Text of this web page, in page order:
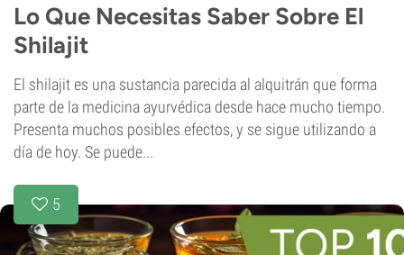
Lo Que Necesitas Saber Sobre El
Shilajit
El shilajit es una sustancia parecida al alquitrán que forma
parte de la medicina ayurvédica desde hace mucho tiempo.
Presenta muchos posibles efectos, y se sigue utilizando a
día de hoy. Se puede...
5